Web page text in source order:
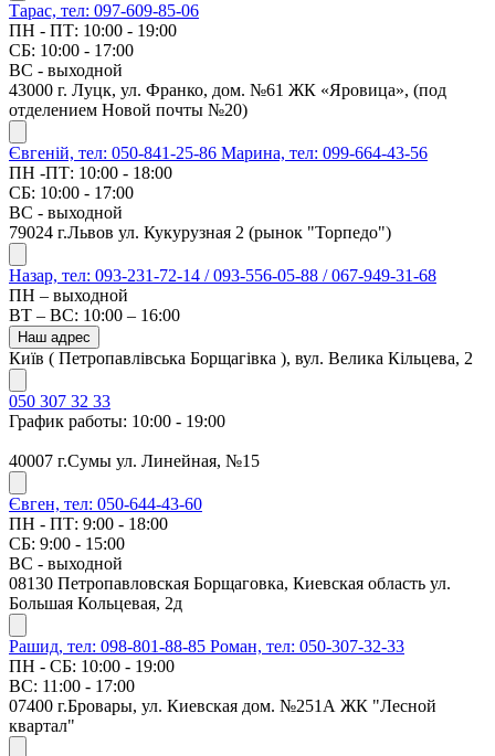
Тарас, тел: 097-609-85-06
ПН - ПТ: 10:00 - 19:00
СБ: 10:00 - 17:00
ВС - выходной
43000 г. Луцк, ул. Франко, дом. №61 ЖК «Яровица», (под
отделением Новой почты №20)
Євгеній, тел: 050-841-25-86 Марина, тел: 099-664-43-56
ПН -ПТ: 10:00 - 18:00
СБ: 10:00 - 17:00
ВС - выходной
79024 г.Львов ул. Кукурузная 2 (рынок "Торпедо")
Назар, тел: 093-231-72-14 / 093-556-05-88 / 067-949-31-68
ПН – выходной
ВТ – ВС: 10:00 – 16:00
Наш адрес
Київ ( Петропавлівська Борщагівка ), вул. Велика Кільцева, 2
050 307 32 33
График работы: 10:00 - 19:00
40007 г.Сумы ул. Линейная, №15
Євген, тел: 050-644-43-60
ПН - ПТ: 9:00 - 18:00
СБ: 9:00 - 15:00
ВС - выходной
08130 Петропавловская Борщаговка, Киевская область ул.
Большая Кольцевая, 2д
Рашид, тел: 098-801-88-85 Роман, тел: 050-307-32-33
ПН - СБ: 10:00 - 19:00
ВС: 11:00 - 17:00
07400 г.Бровары, ул. Киевская дом. №251А ЖК "Лесной
квартал"